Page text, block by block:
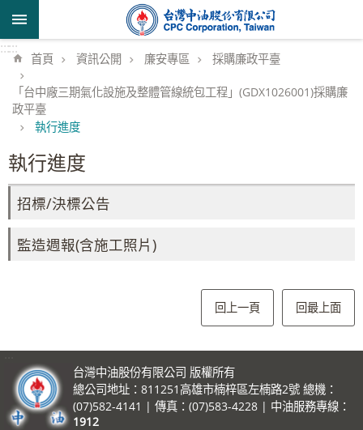
跳到主要內容區塊
::::::
首頁 資訊公開 廉安專區 採購廉政平臺
「台中廠三期氣化設施及整體管線統包工程」(GDX1026001)採購廉
政平臺
執行進度
執行進度
招標/決標公告
監造週報(含施工照片)
回上一頁 回最上面
台灣中油股份有限公司 版權所有
總公司地址：811251高雄市楠梓區左楠路2號 總機：
(07)582-4141 | 傳真：(07)583-4228 | 中油服務專線：
1912